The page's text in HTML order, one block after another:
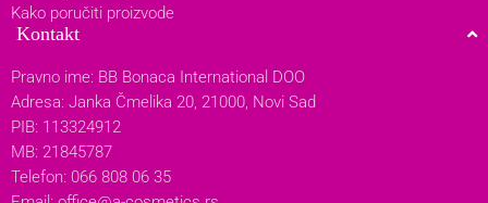
Kako poručiti proizvode
Kontakt
Pravno ime: BB Bonaca International DOO
Adresa: Janka Čmelika 20, 21000, Novi Sad
PIB: 113324912
MB: 21845787
Telefon: 066 808 06 35